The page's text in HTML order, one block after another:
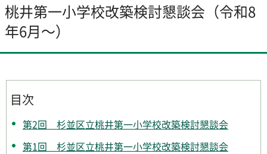
桃井第一小学校改築検討懇談会（令和8
年6月～）
目次
第2回 杉並区立桃井第一小学校改築検討懇談会
第1回 杉並区立桃井第一小学校改築検討懇談会